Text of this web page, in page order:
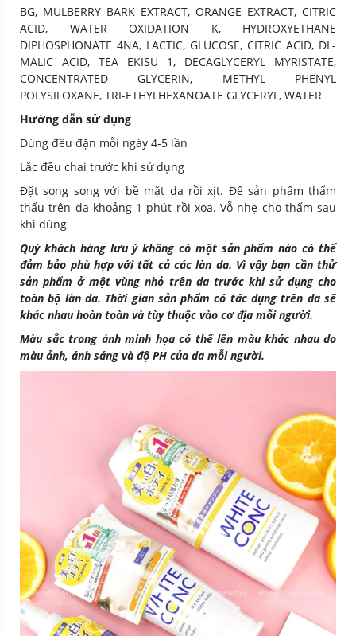
BG, MULBERRY BARK EXTRACT, ORANGE EXTRACT, CITRIC
ACID, WATER OXIDATION K, HYDROXYETHANE
DIPHOSPHONATE 4NA, LACTIC, GLUCOSE, CITRIC ACID, DL-
MALIC ACID, TEA EKISU 1, DECAGLYCERYL MYRISTATE,
CONCENTRATED GLYCERIN, METHYL PHENYL
POLYSILOXANE, TRI-ETHYLHEXANOATE GLYCERYL, WATER
Hướng dẫn sử dụng
Dùng đều đặn mỗi ngày 4-5 lần
Lắc đều chai trước khi sử dụng
Đặt song song với bề mặt da rồi xịt. Để sản phẩm thẩm
thấu trên da khoảng 1 phút rồi xoa. Vỗ nhẹ cho thấm sau
khi dùng
Quý khách hàng lưu ý không có một sản phẩm nào có thể
đảm bảo phù hợp với tất cả các làn da. Vì vậy bạn cần thử
sản phẩm ở một vùng nhỏ trên da trước khi sử dụng cho
toàn bộ làn da. Thời gian sản phẩm có tác dụng trên da sẽ
khác nhau hoàn toàn và tùy thuộc vào cơ địa mỗi người.
Màu sắc trong ảnh minh họa có thể lên màu khác nhau do
màu ảnh, ánh sáng và độ PH của da mỗi người.